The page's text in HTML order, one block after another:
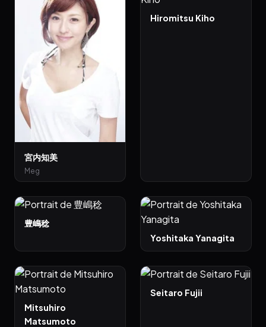
宮内知美
Meg
Hiromitsu Kiho
豊嶋稔
Yoshitaka Yanagita
Mitsuhiro
Matsumoto
Seitaro Fujii